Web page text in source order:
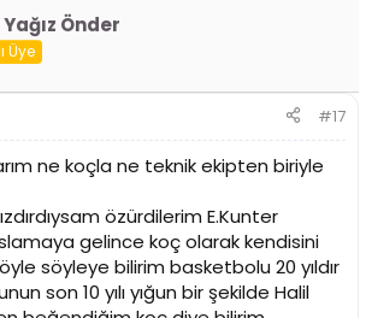
Önder
Üye
#17
ne koçla ne teknik ekipten biriyle
özürdilerim E.Kunter
gelince koç olarak kendisini
söyleye bilirim basketbolu 20 yıldır
son 10 yılı yığun bir şekilde Halil